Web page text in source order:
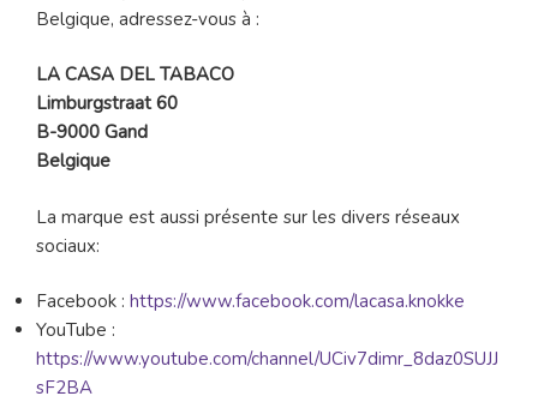
Belgique, adressez-vous à :
LA CASA DEL TABACO
Limburgstraat 60
B-9000 Gand
Belgique
La marque est aussi présente sur les divers réseaux
sociaux:
Facebook : https://www.facebook.com/lacasa.knokke
YouTube :
https://www.youtube.com/channel/UCiv7dimr_8daz0SUJJ
sF2BA